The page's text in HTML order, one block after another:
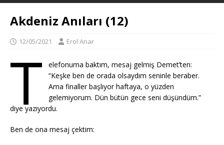
Akdeniz Anıları (12)
12/05/2021 Erol Anar
T
elefonuma baktım, mesaj gelmiş Demet’ten:
“Keşke ben de orada olsaydım seninle beraber.
Ama finaller başlıyor haftaya, o yüzden
gelemiyorum. Dün bütün gece seni düşündüm.”
diye yazıyordu.
Ben de ona mesaj çektim: